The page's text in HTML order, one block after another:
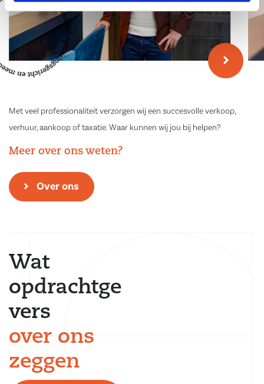
Met veel professionaliteit verzorgen wij een succesvolle verkoop,
verhuur, aankoop of taxatie. Waar kunnen wij jou bij helpen?
Meer over ons weten?
Over ons
Wat
opdrachtge
vers
over ons
zeggen